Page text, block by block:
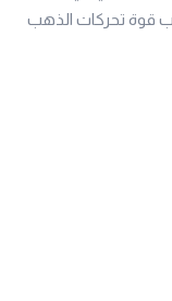
قوة تحركات الذهب